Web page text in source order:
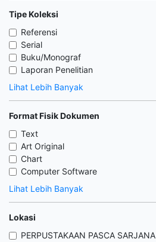
Tipe Koleksi
Referensi
Serial
Buku/Monograf
Laporan Penelitian
Lihat Lebih Banyak
Format Fisik Dokumen
Text
Art Original
Chart
Computer Software
Lihat Lebih Banyak
Lokasi
PERPUSTAKAAN PASCA SARJANA